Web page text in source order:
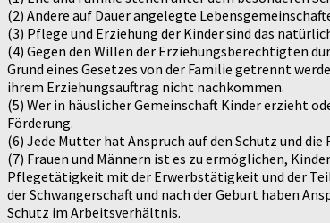
(2) Andere auf Dauer angelegte
(3) Pflege und Erziehung der Kinder sind das
(4) Gegen den Willen der Erziehungsberechtigten
Grund eines Gesetzes von der Familie getrennt
ihrem Erziehungsauftrag nicht nachkommen.
(5) Wer in häuslicher Gemeinschaft Kinder erzieht
Förderung.
(6) Jede Mutter hat Anspruch auf den Schutz und die
(7) Frauen und Männern ist es zu ermöglichen,
Pflegetätigkeit mit der Erwerbstätigkeit und der
der Schwangerschaft und nach der Geburt haben
Schutz im Arbeitsverhältnis.